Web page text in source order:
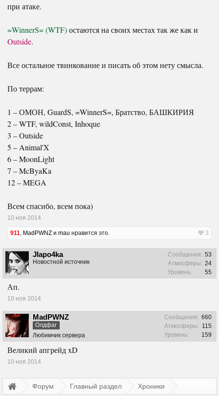
при атаке.
=WinnerS= (WTF)остаются на своих местах так же как и
Outside.
Все остальное твинкование и писать об этом нету смысла.
По террам:
1 – ОМОН, GuardS, =WinnerS=, Братство, БАШКИРИЯ
2 – WTF, wildConst, Inhoque
3 – Outside
5 – Animal'X
6 – MoonLight
7 – McByaKa
12 – MEGA
Всем спасибо, всем пока)
10 ноя 2014
911, MadPWNZ и mau нравится это. 3
JIapo4ka
Новостной источник
Сообщения: 53
Атмосферы: 24
Уровень:
55
Ап.
10 ноя 2014
MadPWNZ
Олдфаг
Любимчик сервера
Сообщения: 660
Атмосферы: 115
Уровень:
159
Великий апгрейд xD
10 ноя 2014
Форум Главный раздел Хроники